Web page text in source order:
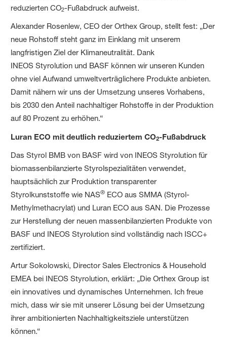
reduzierten CO2-Fußabdruck aufweist.
Alexander Rosenlew, CEO der Orthex Group, stellt fest: „Der
neue Rohstoff steht ganz im Einklang mit unserem
langfristigen Ziel der Klimaneutralität. Dank
INEOS Styrolution und BASF können wir unseren Kunden
ohne viel Aufwand umweltverträglichere Produkte anbieten.
Damit nähern wir uns der Umsetzung unseres Vorhabens,
bis 2030 den Anteil nachhaltiger Rohstoffe in der Produktion
auf 80 Prozent zu erhöhen.“
Luran ECO mit deutlich reduziertem CO2-Fußabdruck
Das Styrol BMB von BASF wird von INEOS Styrolution für
biomassenbilanzierte Styrolspezialitäten verwendet,
hauptsächlich zur Produktion transparenter
Styrolkunststoffe wie NAS® ECO aus SMMA (Styrol-
Methylmethacrylat) und Luran ECO aus SAN. Die Prozesse
zur Herstellung der neuen massenbilanzierten Produkte von
BASF und INEOS Styrolution sind vollständig nach ISCC+
zertifiziert.
Artur Sokolowski, Director Sales Electronics & Household
EMEA bei INEOS Styrolution, erklärt: „Die Orthex Group ist
ein innovatives und dynamisches Unternehmen. Ich freue
mich, dass wir sie mit unserer Lösung bei der Umsetzung
ihrer ambitionierten Nachhaltigkeitsziele unterstützen
können.“